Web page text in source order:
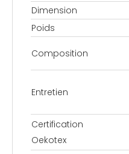
Dimension
Poids
Composition
Entretien
Certification
Oekotex